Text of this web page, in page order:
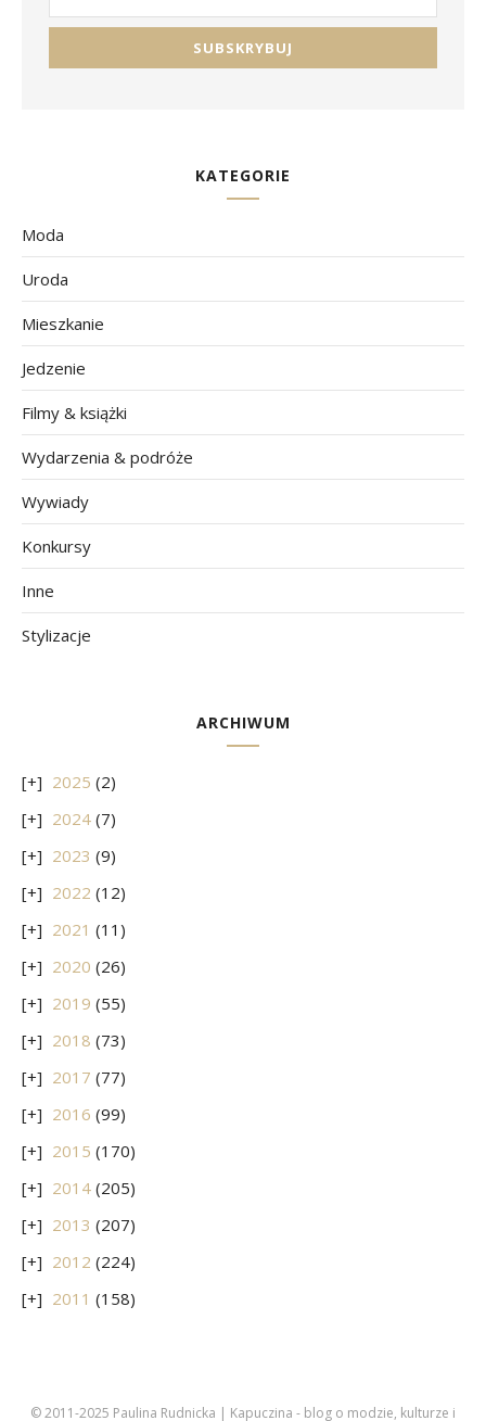
KATEGORIE
Moda
Uroda
Mieszkanie
Jedzenie
Filmy & książki
Wydarzenia & podróże
Wywiady
Konkursy
Inne
Stylizacje
ARCHIWUM
2025 (2)
2024 (7)
2023 (9)
2022 (12)
2021 (11)
2020 (26)
2019 (55)
2018 (73)
2017 (77)
2016 (99)
2015 (170)
2014 (205)
2013 (207)
2012 (224)
2011 (158)
© 2011-2025 Paulina Rudnicka | Kapuczina - blog o modzie, kulturze i